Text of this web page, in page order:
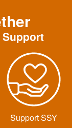
Support
Support SSY